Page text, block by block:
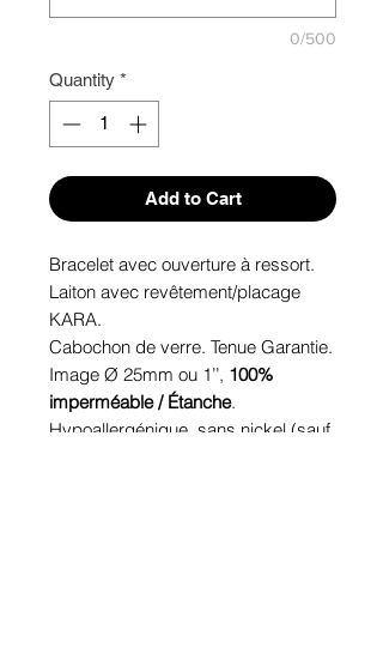
0/500
Quantity *
Add to Cart
Bracelet avec ouverture à ressort.
Laiton avec revêtement/placage
KARA.
Cabochon de verre. Tenue Garantie.
Image Ø 25mm ou 1’’, 100%
imperméable / Étanche.
Hypoallergénique, sans nickel (sauf